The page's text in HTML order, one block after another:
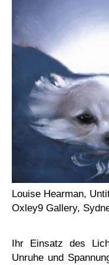
Louise Hearman,
Oxley9 Gallery,
Ihr Einsatz des
Unruhe und